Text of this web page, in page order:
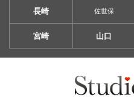
長崎 佐世保
宮崎 山口